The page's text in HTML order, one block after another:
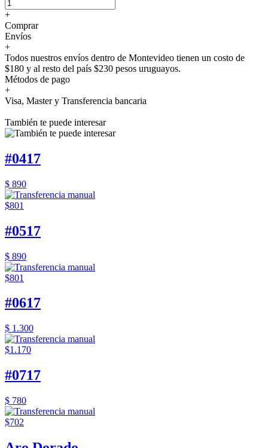
+
Comprar
Envíos
+
Todos nuestros envíos dentro de Montevideo tienen un costo de
$180 y al resto del país $230 pesos uruguayos.
Métodos de pago
+
Visa, Master y Transferencia bancaria
También te puede interesar
#0417
$ 890
$801
#0517
$ 890
$801
#0617
$ 1.300
$1.170
#0717
$ 780
$702